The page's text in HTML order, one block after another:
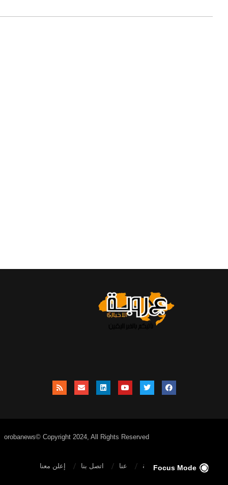
orobanews© Copyright 2024, All Rights Reserved
الصفحة الرئيسية عنا اتصل بنا إعلن معنا Focus Mode